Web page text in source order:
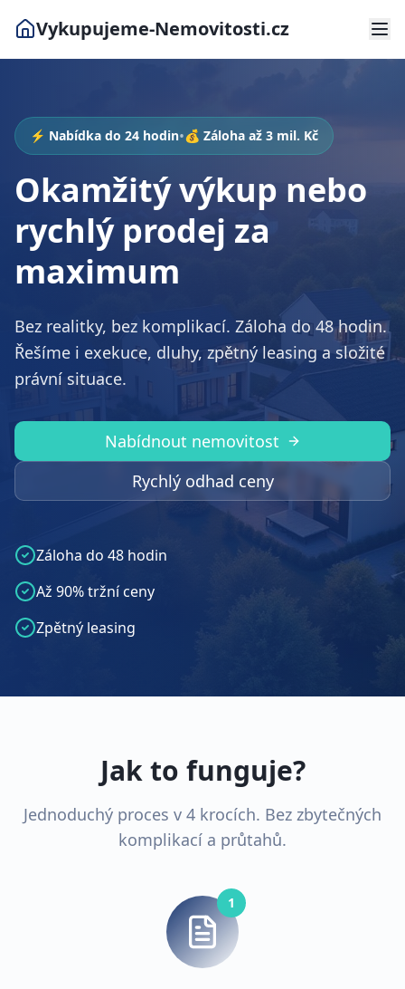
Vykupujeme-Nemovitosti.cz
⚡ Nabídka do 24 hodin•💰 Záloha až 3 mil. Kč
Okamžitý výkup nebo
rychlý prodej za
maximum
Bez realitky, bez komplikací. Záloha do 48 hodin.
Řešíme i exekuce, dluhy, zpětný leasing a složité
právní situace.
Nabídnout nemovitost
Rychlý odhad ceny
Záloha do 48 hodin
Až 90% tržní ceny
Zpětný leasing
Jak to funguje?
Jednoduchý proces v 4 krocích. Bez zbytečných
komplikací a průtahů.
1